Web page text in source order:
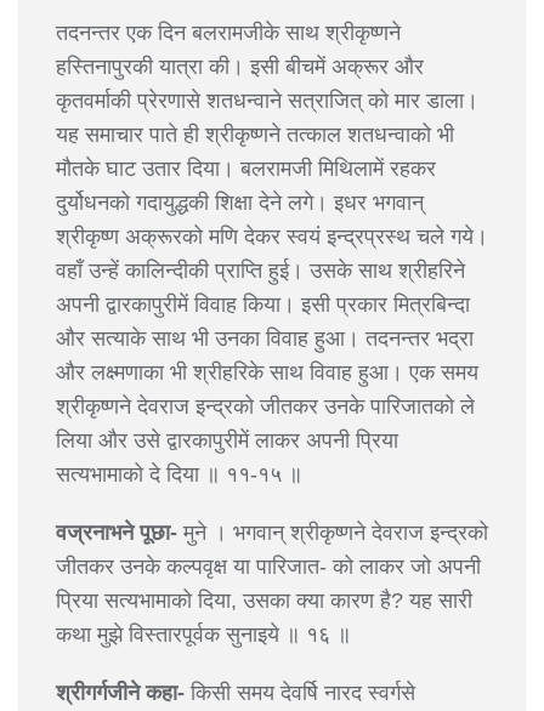
तदनन्तर एक दिन बलरामजीके साथ श्रीकृष्णने
हस्तिनापुरकी यात्रा की। इसी बीचमें अक्रूर और
कृतवर्माकी प्रेरणासे शतधन्वाने सत्राजित् को मार डाला।
यह समाचार पाते ही श्रीकृष्णने तत्काल शतधन्वाको भी
मौतके घाट उतार दिया। बलरामजी मिथिलामें रहकर
दुर्योधनको गदायुद्धकी शिक्षा देने लगे। इधर भगवान्
श्रीकृष्ण अक्रूरको मणि देकर स्वयं इन्द्रप्रस्थ चले गये।
वहाँ उन्हें कालिन्दीकी प्राप्ति हुई। उसके साथ श्रीहरिने
अपनी द्वारकापुरीमें विवाह किया। इसी प्रकार मित्रबिन्दा
और सत्याके साथ भी उनका विवाह हुआ। तदनन्तर भद्रा
और लक्ष्मणाका भी श्रीहरिके साथ विवाह हुआ। एक समय
श्रीकृष्णने देवराज इन्द्रको जीतकर उनके पारिजातको ले
लिया और उसे द्वारकापुरीमें लाकर अपनी प्रिया
सत्यभामाको दे दिया ॥ ११-१५ ॥
वज्रनाभने पूछा- मुने । भगवान् श्रीकृष्णने देवराज इन्द्रको
जीतकर उनके कल्पवृक्ष या पारिजात- को लाकर जो अपनी
प्रिया सत्यभामाको दिया, उसका क्या कारण है? यह सारी
कथा मुझे विस्तारपूर्वक सुनाइये ॥ १६ ॥
श्रीगर्गजीने कहा- किसी समय देवर्षि नारद स्वर्गसे